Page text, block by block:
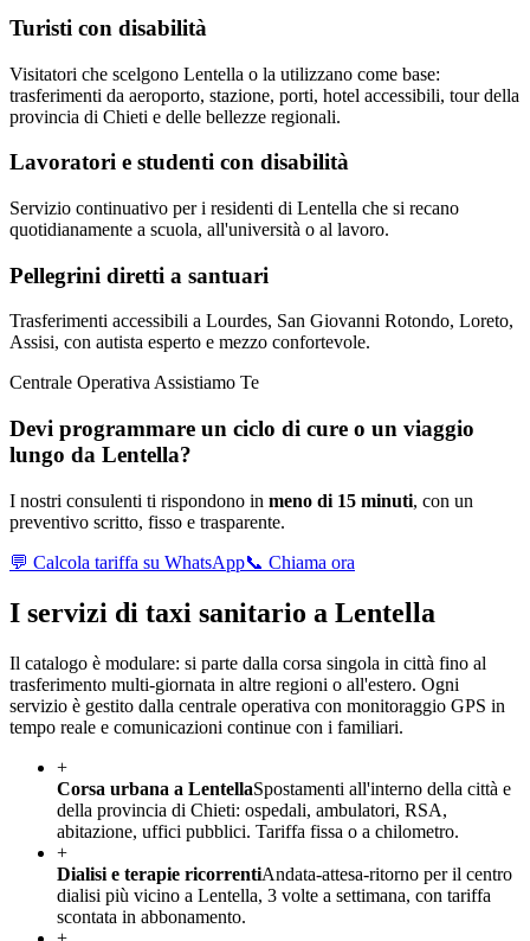
Turisti con disabilità
Visitatori che scelgono Lentella o la utilizzano come base:
trasferimenti da aeroporto, stazione, porti, hotel accessibili, tour della
provincia di Chieti e delle bellezze regionali.
Lavoratori e studenti con disabilità
Servizio continuativo per i residenti di Lentella che si recano
quotidianamente a scuola, all'università o al lavoro.
Pellegrini diretti a santuari
Trasferimenti accessibili a Lourdes, San Giovanni Rotondo, Loreto,
Assisi, con autista esperto e mezzo confortevole.
Centrale Operativa Assistiamo Te
Devi programmare un ciclo di cure o un viaggio
lungo da Lentella?
I nostri consulenti ti rispondono in meno di 15 minuti, con un
preventivo scritto, fisso e trasparente.
💬 Calcola tariffa su WhatsApp📞 Chiama ora
I servizi di taxi sanitario a Lentella
Il catalogo è modulare: si parte dalla corsa singola in città fino al
trasferimento multi-giornata in altre regioni o all'estero. Ogni
servizio è gestito dalla centrale operativa con monitoraggio GPS in
tempo reale e comunicazioni continue con i familiari.
+
Corsa urbana a LentellaSpostamenti all'interno della città e
della provincia di Chieti: ospedali, ambulatori, RSA,
abitazione, uffici pubblici. Tariffa fissa o a chilometro.
+
Dialisi e terapie ricorrentiAndata-attesa-ritorno per il centro
dialisi più vicino a Lentella, 3 volte a settimana, con tariffa
scontata in abbonamento.